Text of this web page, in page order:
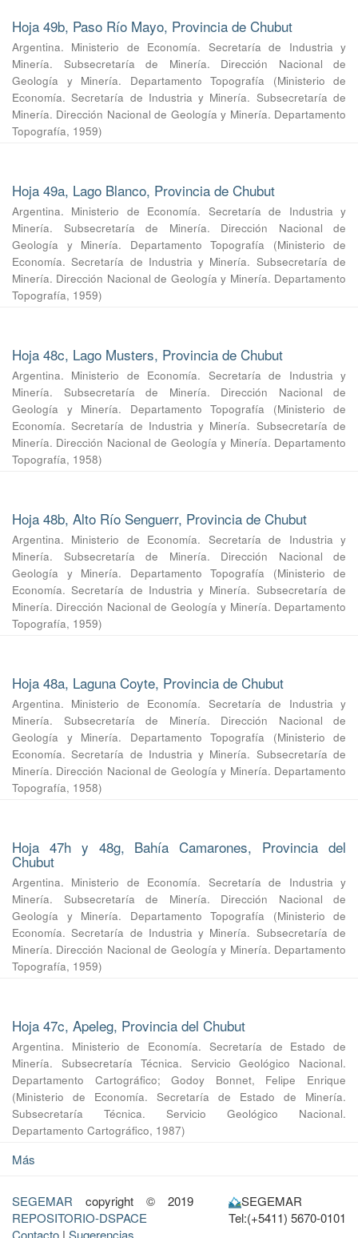
Hoja 49b, Paso Río Mayo, Provincia de Chubut
Argentina. Ministerio de Economía. Secretaría de Industria y
Minería. Subsecretaría de Minería. Dirección Nacional de
Geología y Minería. Departamento Topografía
(Ministerio de
Economía. Secretaría de Industria y Minería. Subsecretaría de
Minería. Dirección Nacional de Geología y Minería. Departamento
Topografía, 1959)
Hoja 49a, Lago Blanco, Provincia de Chubut
Argentina. Ministerio de Economía. Secretaría de Industria y
Minería. Subsecretaría de Minería. Dirección Nacional de
Geología y Minería. Departamento Topografía
(Ministerio de
Economía. Secretaría de Industria y Minería. Subsecretaría de
Minería. Dirección Nacional de Geología y Minería. Departamento
Topografía, 1959)
Hoja 48c, Lago Musters, Provincia de Chubut
Argentina. Ministerio de Economía. Secretaría de Industria y
Minería. Subsecretaría de Minería. Dirección Nacional de
Geología y Minería. Departamento Topografía
(Ministerio de
Economía. Secretaría de Industria y Minería. Subsecretaría de
Minería. Dirección Nacional de Geología y Minería. Departamento
Topografía, 1958)
Hoja 48b, Alto Río Senguerr, Provincia de Chubut
Argentina. Ministerio de Economía. Secretaría de Industria y
Minería. Subsecretaría de Minería. Dirección Nacional de
Geología y Minería. Departamento Topografía
(Ministerio de
Economía. Secretaría de Industria y Minería. Subsecretaría de
Minería. Dirección Nacional de Geología y Minería. Departamento
Topografía, 1959)
Hoja 48a, Laguna Coyte, Provincia de Chubut
Argentina. Ministerio de Economía. Secretaría de Industria y
Minería. Subsecretaría de Minería. Dirección Nacional de
Geología y Minería. Departamento Topografía
(Ministerio de
Economía. Secretaría de Industria y Minería. Subsecretaría de
Minería. Dirección Nacional de Geología y Minería. Departamento
Topografía, 1958)
Hoja 47h y 48g, Bahía Camarones, Provincia del
Chubut
Argentina. Ministerio de Economía. Secretaría de Industria y
Minería. Subsecretaría de Minería. Dirección Nacional de
Geología y Minería. Departamento Topografía
(Ministerio de
Economía. Secretaría de Industria y Minería. Subsecretaría de
Minería. Dirección Nacional de Geología y Minería. Departamento
Topografía, 1959)
Hoja 47c, Apeleg, Provincia del Chubut
Argentina. Ministerio de Economía. Secretaría de Estado de
Minería. Subsecretaría Técnica. Servicio Geológico Nacional.
Departamento Cartográfico;Godoy Bonnet, Felipe Enrique
(Ministerio de Economía. Secretaría de Estado de Minería.
Subsecretaría Técnica. Servicio Geológico Nacional.
Departamento Cartográfico, 1987)
Más
SEGEMAR copyright © 2019
REPOSITORIO-DSPACE
Contacto | Sugerencias
SEGEMAR
Tel:(+5411) 5670-0101